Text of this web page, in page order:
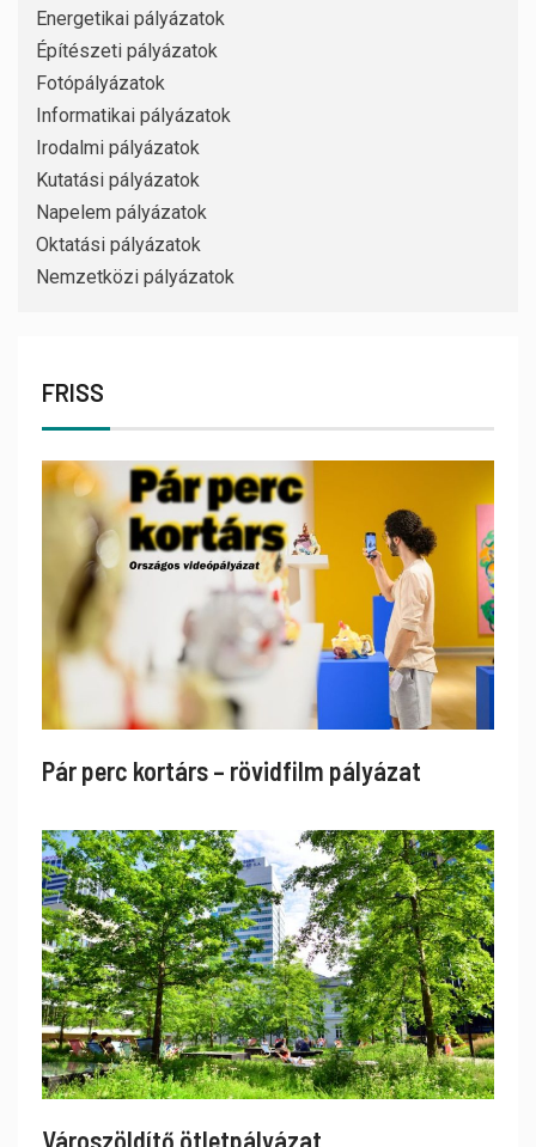
Energetikai pályázatok
Építészeti pályázatok
Fotópályázatok
Informatikai pályázatok
Irodalmi pályázatok
Kutatási pályázatok
Napelem pályázatok
Oktatási pályázatok
Nemzetközi pályázatok
FRISS
Pár perc kortárs – rövidfilm pályázat
Városzöldítő ötletpályázat